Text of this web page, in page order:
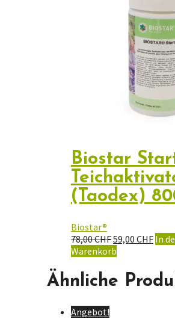
Biostar
(Taodex)
Biostar®
78,00CHFUrsprünglicher
Preis
78,00 CHF
59,00 CHF In
Warenkorb
Ähnliche
Angebot!